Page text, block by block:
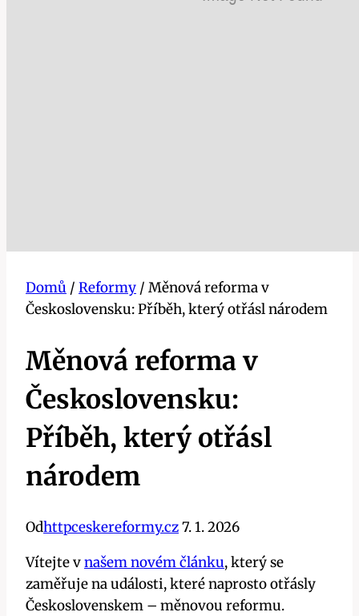
Domů / Reformy / Měnová reforma v
Československu: Příběh, který otřásl národem
Měnová reforma v
Československu:
Příběh, který otřásl
národem
Odhttpceskereformy.cz7. 1. 2026
Vítejte vnašem novém článku, který se
zaměřuje na události, které naprosto otřásly
Československem – měnovou reformu.